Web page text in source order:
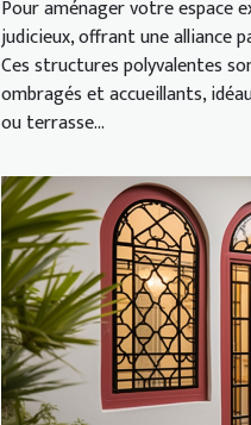
Pour aménager votre espace
judicieux, offrant une
Ces structures polyvalentes
ombragés et accueillants,
ou terrasse...